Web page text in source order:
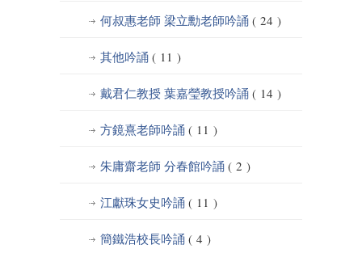
何叔惠老師 梁立勳老師吟誦 ( 24 )
其他吟誦 ( 11 )
戴君仁教授 葉嘉瑩教授吟誦 ( 14 )
方鏡熹老師吟誦 ( 11 )
朱庸齋老師 分春館吟誦 ( 2 )
江獻珠女史吟誦 ( 11 )
簡鐵浩校長吟誦 ( 4 )